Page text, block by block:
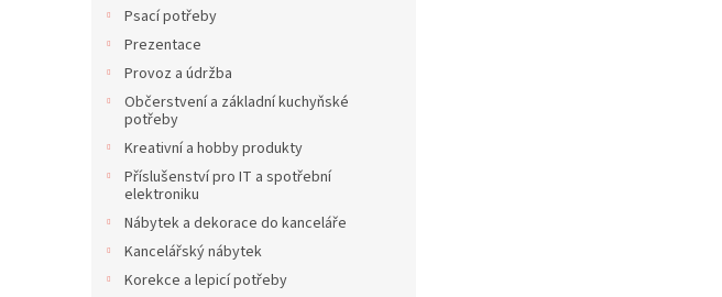
Psací potřeby
Prezentace
Provoz a údržba
Občerstvení a základní kuchyňské
potřeby
Kreativní a hobby produkty
Příslušenství pro IT a spotřební
elektroniku
Nábytek a dekorace do kanceláře
Kancelářský nábytek
Korekce a lepicí potřeby